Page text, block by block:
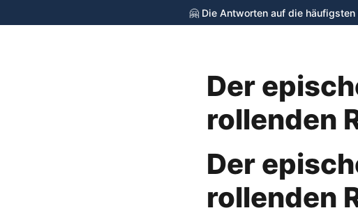
🤗 Die Antworten auf die
Der
rollenden
Der
rollenden